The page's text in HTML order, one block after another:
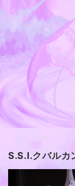
S.S.I.クバルカ